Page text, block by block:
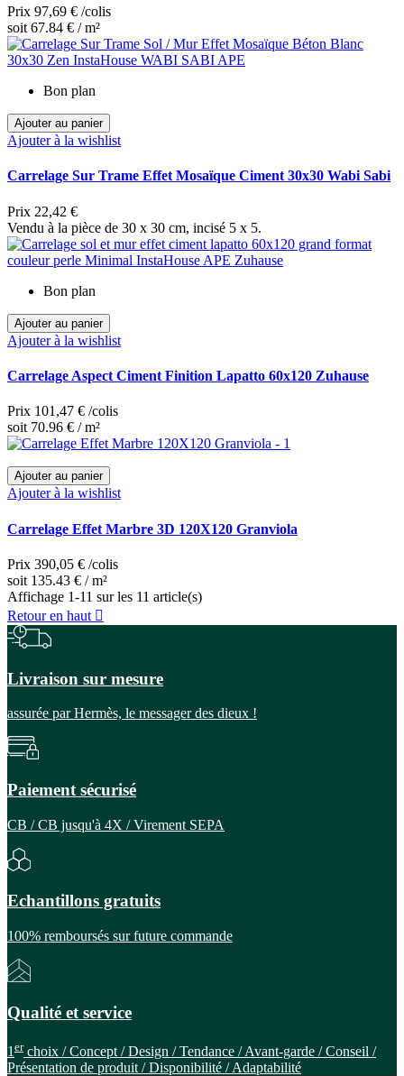
Prix 97,69 € /colis
soit 67.84 € / m²
Bon plan
Ajouter au panier
Ajouter à la wishlist
Carrelage Sur Trame Effet Mosaïque Ciment 30x30 Wabi Sabi
Prix 22,42 €
Vendu à la pièce de 30 x 30 cm, incisé 5 x 5.
Bon plan
Ajouter au panier
Ajouter à la wishlist
Carrelage Aspect Ciment Finition Lapatto 60x120 Zuhause
Prix 101,47 € /colis
soit 70.96 € / m²
Ajouter au panier
Ajouter à la wishlist
Carrelage Effet Marbre 3D 120X120 Granviola
Prix 390,05 € /colis
soit 135.43 € / m²
Affichage 1-11 sur les 11 article(s)
Retour en haut 
Livraison sur mesure
assurée par Hermès, le messager des dieux !
Paiement sécurisé
CB / CB jusqu'à 4X / Virement SEPA
Echantillons gratuits
100% remboursés sur future commande
Qualité et service
1 erchoix / Concept / Design / Tendance / Avant-garde / Conseil /
Présentation de produit / Disponibilité / Adaptabilité